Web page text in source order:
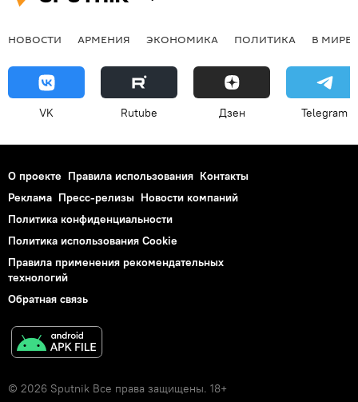
НОВОСТИ АРМЕНИЯ ЭКОНОМИКА ПОЛИТИКА В МИРЕ
VK Rutube Дзен Telegram
О проекте Правила использования Контакты
Реклама Пресс-релизы Новости компаний
Политика конфиденциальности
Политика использования Cookie
Правила применения рекомендательных
технологий
Обратная связь
© 2026 Sputnik Все права защищены. 18+